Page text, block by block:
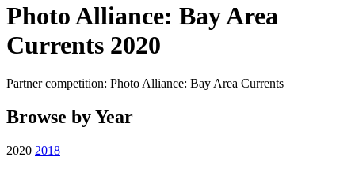
Photo Alliance: Bay Area
Currents 2020
Partner competition: Photo Alliance: Bay Area Currents
Browse by Year
2020 2018